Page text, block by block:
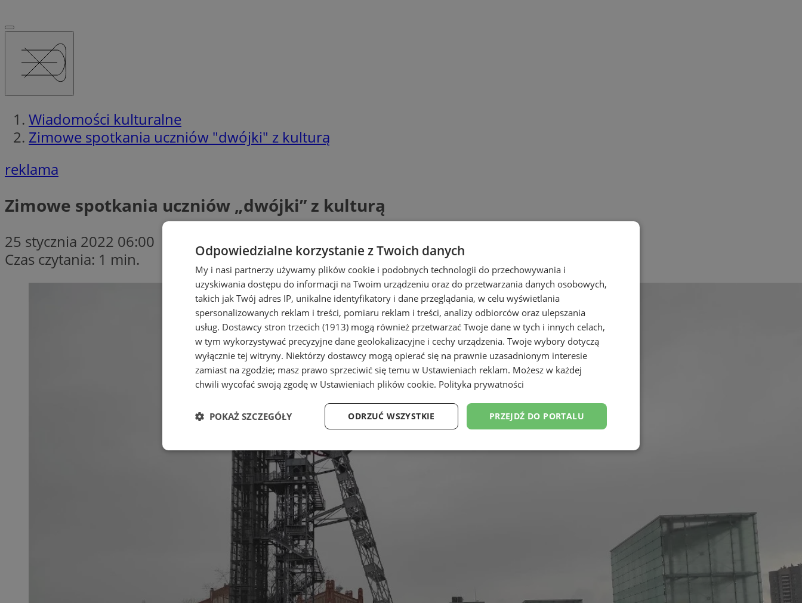
Wiadomości kulturalne
Zimowe spotkania uczniów "dwójki" z kulturą
reklama
Zimowe spotkania uczniów „dwójki” z kulturą
25 stycznia 2022 06:00
Czas czytania: 1 min.
Odpowiedzialne korzystanie z Twoich danych
My i nasi partnerzy używamy plików cookie i podobnych technologii do przechowywania i
uzyskiwania dostępu do informacji na Twoim urządzeniu oraz do przetwarzania danych osobowych,
takich jak Twój adres IP, unikalne identyfikatory i dane przeglądania, w celu wyświetlania
spersonalizowanych reklam i treści, pomiaru reklam i treści, analizy odbiorców oraz ulepszania
usług. Dostawcy stron trzecich (1913) mogą również przetwarzać Twoje dane w tych i innych celach,
w tym wykorzystywać precyzyjne dane geolokalizacyjne i cechy urządzenia. Twoje wybory dotyczą
wyłącznie tej witryny. Niektórzy dostawcy mogą opierać się na prawnie uzasadnionym interesie
zamiast na zgodzie; masz prawo sprzeciwić się temu w Ustawieniach reklam. Możesz w każdej
chwili wycofać swoją zgodę w Ustawieniach plików cookie. Polityka prywatności
PRZEJDŹ DO PORTALU
ODRZUĆ WSZYSTKIE
POKAŻ SZCZEGÓŁY
Niezbędne Wydajność Targetowanie Funkcjonalność Niesklasyfikowane
Niezbędne Wydajność Targetowanie
Niezbędne pliki cookie umożliwiają korzystanie z podstawowych funkcji strony internetowej, takich jak logowanie użytkownika i
zarządzanie kontem. Bez niezbędnych plików cookie nie można prawidłowo korzystać ze strony internetowej.
Nazwa
Provider /
Domena
Okres
przechowywania